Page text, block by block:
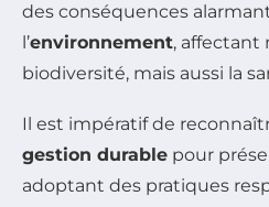
des conséquences
l’environnement, affectant
biodiversité, mais aussi la
Il est impératif de
gestion durable pour
adoptant des pratiques